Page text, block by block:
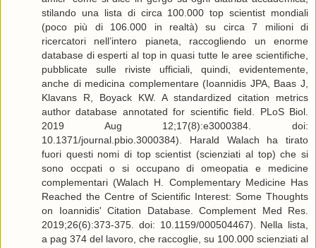
stilando una lista di circa 100.000 top scientist mondiali
(poco più di 106.000 in realtà) su circa 7 milioni di
ricercatori nell’intero pianeta, raccogliendo un enorme
database di esperti al top in quasi tutte le aree scientifiche,
pubblicate sulle riviste ufficiali, quindi, evidentemente,
anche di medicina complementare (Ioannidis JPA, Baas J,
Klavans R, Boyack KW. A standardized citation metrics
author database annotated for scientific field. PLoS Biol.
2019 Aug 12;17(8):e3000384. doi:
10.1371/journal.pbio.3000384). Harald Walach ha tirato
fuori questi nomi di top scientist (scienziati al top) che si
sono occpati o si occupano di omeopatia e medicine
complementari (Walach H. Complementary Medicine Has
Reached the Centre of Scientific Interest: Some Thoughts
on Ioannidis' Citation Database. Complement Med Res.
2019;26(6):373-375. doi: 10.1159/000504467). Nella lista,
a pag 374 del lavoro, che raccoglie, su 100.000 scienziati al